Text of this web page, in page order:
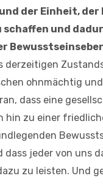
der Einheit,
schaffen und
derzeitigen
ohnmächtig
dass eine
hin zu einer
dass jeder von uns
zu leisten. Und